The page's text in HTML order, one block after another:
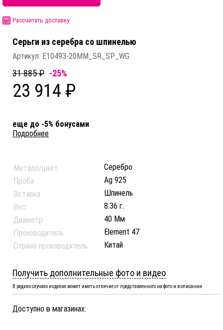
Рассчитать доставку
Серьги из серебра со шпинелью
Артикул: E10493-20MM_SR_SP_WG
31 885 ₽ -25%
23 914 ₽
еще до -5% бонусами
Подробнее
Металл/цвет
Серебро
Проба
Ag 925
Вставка
Шпинель
Вес
8.36 г.
Диаметр
40 Мм
Производитель
Element 47
Страна-производитель
Китай
Получить дополнительные фото и видео
В редких случаях изделие может иметь отличие от представленного на фото и в описании.
Доступно в магазинах: